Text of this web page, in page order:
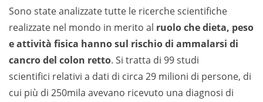
Sono state analizzate tutte le ricerche scientifiche
realizzate nel mondo in merito al ruolo che dieta, peso
e attività fisica hanno sul rischio di ammalarsi di
cancro del colon retto. Si tratta di 99 studi
scientifici relativi a dati di circa 29 milioni di persone, di
cui più di 250mila avevano ricevuto una diagnosi di